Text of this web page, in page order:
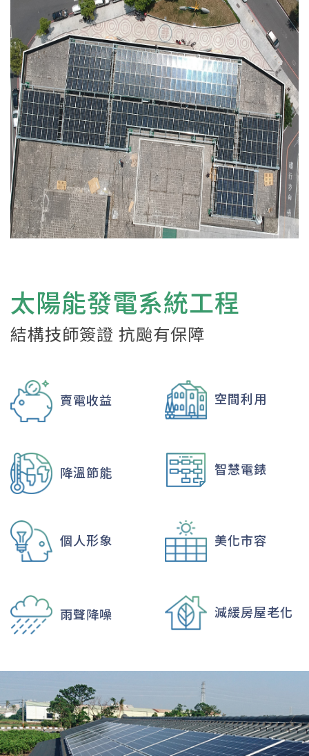
太陽能發電系統工程
結構技師簽證 抗颱有保障
賣電收益 空間利用
降溫節能 智慧電錶
個人形象 美化市容
雨聲降噪 減緩房屋老化